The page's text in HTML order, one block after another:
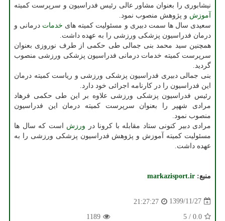
نیشابوری را بعنوان مشاور عالی رئیس فدراسیون و سرپرست کمیته
آموزش و پژوهش منصوب نمود.
سعیدی سال ها سمت دبیری و مسئولیت کمیته های خدمات درمانی و
درمان فدراسیون پزشکی ورزشی را به عهده داشت.
همچنین سید محمد بنی جمالی طی حکمی از طرف نوروزی بعنوان
سرپرست کمیته خدمات درمانی فدراسیون پزشکی ورزشی منصوب
گردید.
بنی جمالی دبیری فدراسیون پزشکی ورزشی و ریاست کمیته درمان
این فدراسیون را در کارنامه اجرائی خود دارد.
رئیس فدراسیون پزشکی ورزشی علاوه بر این طی حکمی فرهاد
مرادی شهپر را بعنوان سرپرست کمیته درمان این فدراسیون
منصوب نمود.
مرادی دبیر کنونی ستاد مقابله با کرونا در ورزش است که سال ها
مسئولیت کمیته آموزش و پژوهش فدراسیون پزشکی ورزشی را به
عهده داشت.
منبع: markazisport.ir
1399/11/27
21:27:27
0.0
/
5
1189